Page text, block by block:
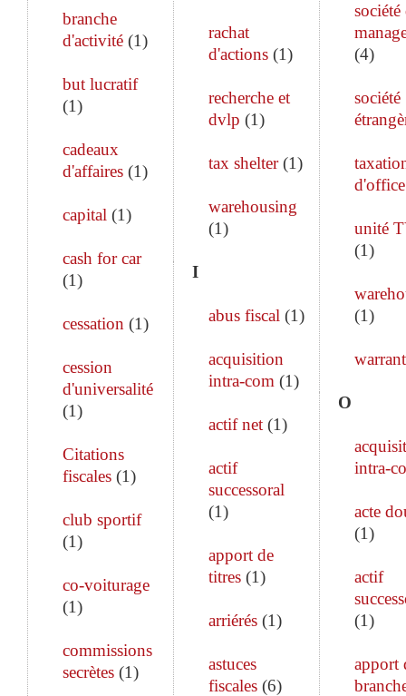
branche
d'activité (1)
but lucratif
(1)
cadeaux
d'affaires (1)
capital (1)
cash for car
(1)
cessation (1)
cession
d'universalité
(1)
Citations
fiscales (1)
club sportif
(1)
co-voiturage
(1)
commissions
secrètes (1)
rachat
d'actions(1)
recherche et
dvlp (1)
tax shelter(1)
warehousing
(1)
I
abus fiscal (1)
acquisition
intra-com (1)
actif net(1)
actif
successoral
(1)
apport de
titres(1)
arriérés(1)
astuces
fiscales(6)
société
(4)
société
d'office
unité
(1)
(1)
warrant
O
intra-
acte
(1)
actif
(1)
apport